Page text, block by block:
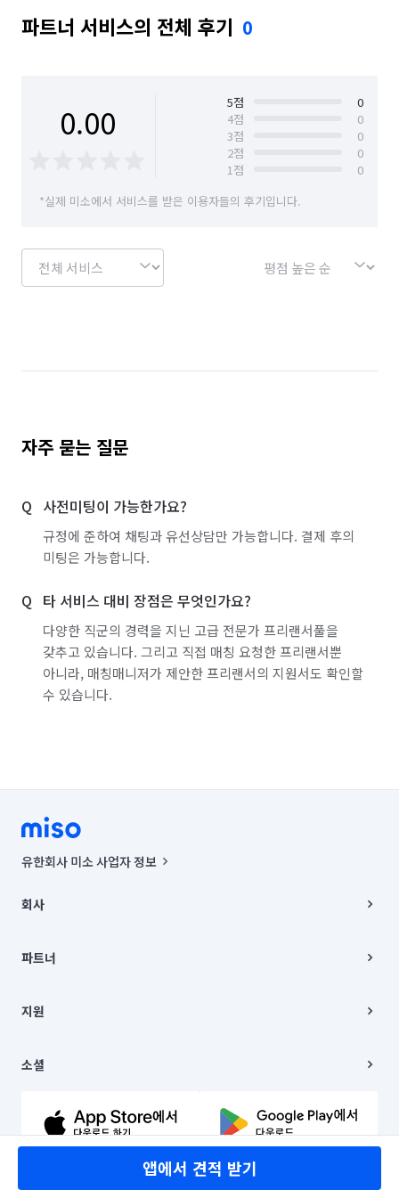
파트너 서비스의 전체 후기 0
0.00 5점
0
4점
0
3점
0
2점
0
1점
0
*실제 미소에서 서비스를 받은 이용자들의 후기입니다.
자주 묻는 질문
사전미팅이 가능한가요?
규정에 준하여 채팅과 유선상담만 가능합니다. 결제 후의
미팅은 가능합니다.
타 서비스 대비 장점은 무엇인가요?
다양한 직군의 경력을 지닌 고급 전문가 프리랜서풀을
갖추고 있습니다. 그리고 직접 매칭 요청한 프리랜서뿐
아니라, 매칭매니저가 제안한 프리랜서의 지원서도 확인할
수 있습니다.
앱에서 견적 받기
유한회사 미소 사업자 정보
00019 |
주소 | 본사: 서울특별시 종로구 율곡로 6(중학동, 트윈트리빌딩) B동 5층
컨택센터 : 서울특별시 종로구 수송동 율곡로 24, 7층, 8층 미소
상품, 상품정보, 거래에 관한 의무와 책임은 거래당사자에게 있습니다.
언론 보도 관련 문의:
© 유한회사 미소. Miso, Inc. All Rights Reserved.
회사
채용
파트너
이사
지원
이용약관
문의하기
소셜
유튜브